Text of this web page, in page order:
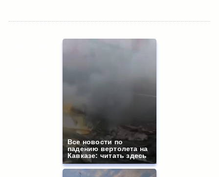
Все новости по
падению вертолета на
Кавказе: читать здесь